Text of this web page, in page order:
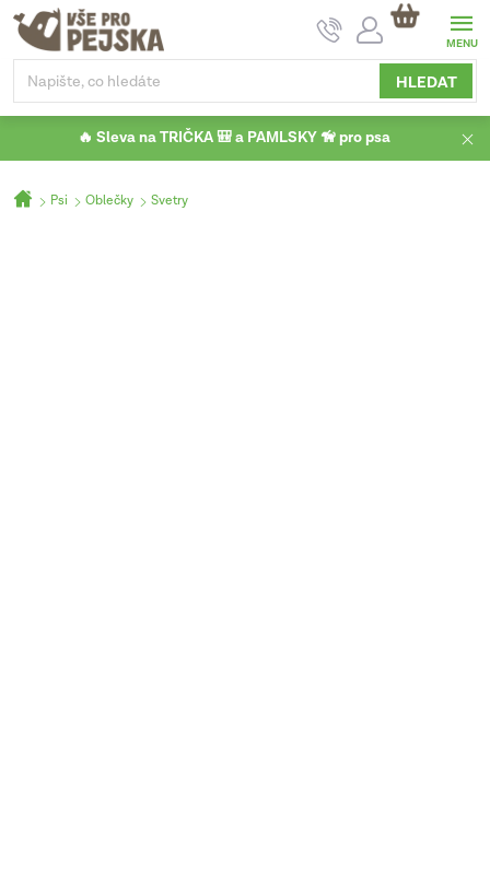
Přejít
obsah
HLEDAT
NÁKUPNÍ
KOŠÍK
🔥 Sleva na TRIČKA 🎒 a PAMLSKY 🦮 pro psa
Domů
Psi Oblečky Svetry